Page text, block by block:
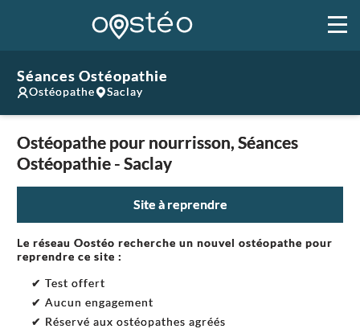
Séances Ostéopathie
Ostéopathe Saclay
Ostéopathe pour nourrisson, Séances
Ostéopathie - Saclay
Site à reprendre
Le réseau Oostéo recherche un nouvel ostéopathe pour
reprendre ce site :
✔ Test offert
✔ Aucun engagement
✔ Réservé aux ostéopathes agréés